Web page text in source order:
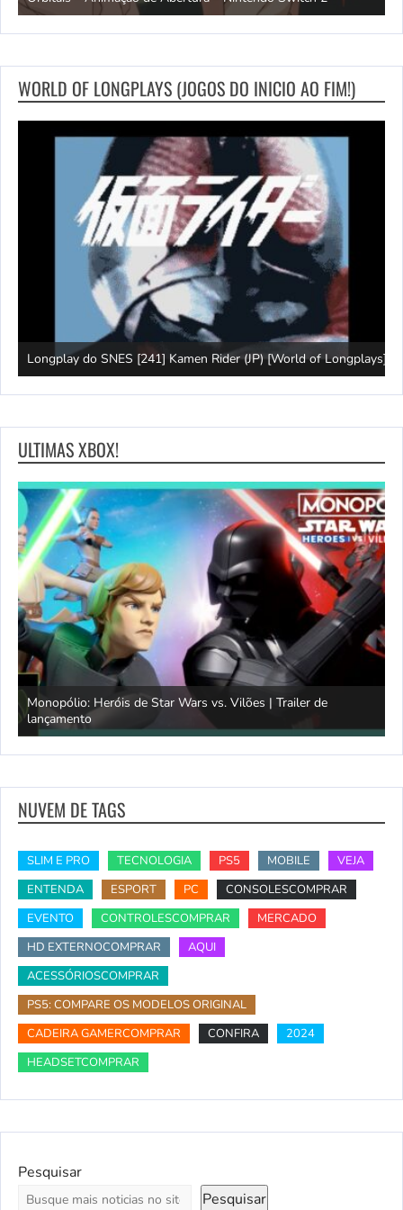
WORLD OF LONGPLAYS (JOGOS DO INICIO AO FIM!)
Longplay do SNES [241] Kamen Rider (JP) [World of Longplays]
ULTIMAS XBOX!
Monopólio: Heróis de Star Wars vs. Vilões | Trailer de
lançamento
NUVEM DE TAGS
SLIM E PRO TECNOLOGIA PS5 MOBILE
VEJA
ENTENDA
ESPORT PC
CONSOLESCOMPRAR
EVENTO
CONTROLESCOMPRAR
MERCADO
HD EXTERNOCOMPRAR
AQUI
ACESSÓRIOSCOMPRAR
PS5: COMPARE OS MODELOS ORIGINAL
CADEIRA GAMERCOMPRAR
CONFIRA
2024
HEADSETCOMPRAR
Pesquisar
Pesquisar